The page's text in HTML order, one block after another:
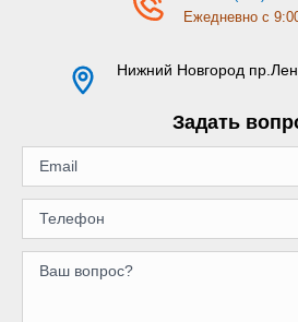
Ежедневно с
Нижний Новгород
Задать